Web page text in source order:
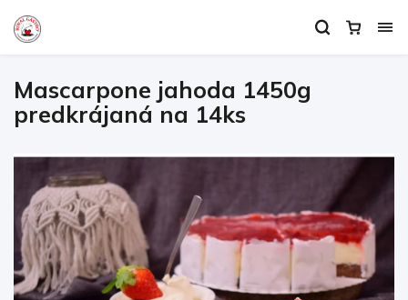
Mascarpone jahoda 1450g
predkrájaná na 14ks